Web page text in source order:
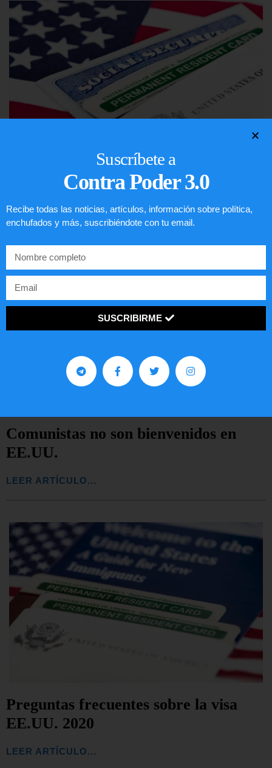
Lotería de visa de EEUU
LEER ARTÍCULO...
Comunistas no son bienvenidos en
EE.UU.
LEER ARTÍCULO...
Preguntas frecuentes sobre la visa
EE.UU. 2020
LEER ARTÍCULO...
Suscríbete a
Contra Poder 3.0
Recibe todas las noticias, artículos, información sobre política,
enchufados y más, suscribiéndote con tu email.
SUSCRIBIRME